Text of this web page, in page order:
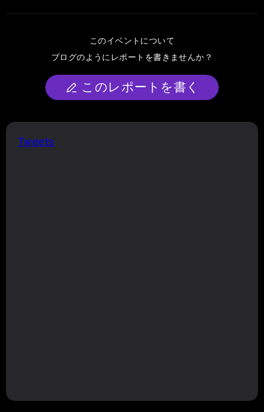
このイベントについて
ブログのようにレポートを書きませんか？
このレポートを書く
Tweets